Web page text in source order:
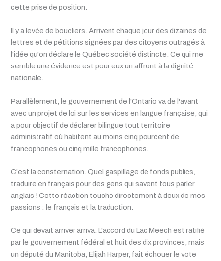
cette prise de position.
Il y a levée de boucliers. Arrivent chaque jour des dizaines de
lettres et de pétitions signées par des citoyens outragés à
l'idée qu'on déclare le Québec société distincte. Ce qui me
semble une évidence est pour eux un affront à la dignité
nationale.
Parallèlement, le gouvernement de l'Ontario va de l'avant
avec un projet de loi sur les services en langue française, qui
a pour objectif de déclarer bilingue tout territoire
administratif où habitent au moins cinq pourcent de
francophones ou cinq mille francophones.
C'est la consternation. Quel gaspillage de fonds publics,
traduire en français pour des gens qui savent tous parler
anglais ! Cette réaction touche directement à deux de mes
passions : le français et la traduction.
Ce qui devait arriver arriva. L'accord du Lac Meech est ratifié
par le gouvernement fédéral et huit des dix provinces, mais
un député du Manitoba, Elijah Harper, fait échouer le vote